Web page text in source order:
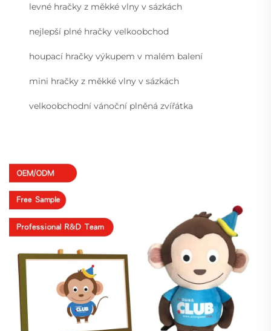
levné hračky z měkké vlny v sázkách
nejlepší plné hračky velkoobchod
houpací hračky výkupem v malém balení
mini hračky z měkké vlny v sázkách
velkoobchodní vánoční plněná zvířátka